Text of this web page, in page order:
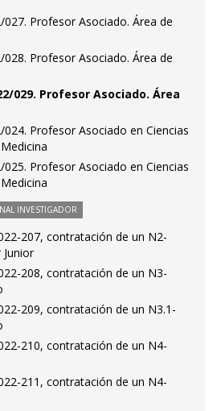
Profesor Asociado. Área de
Profesor Asociado. Área de
029. Profesor Asociado. Área
Profesor Asociado en Ciencias
Profesor Asociado en Ciencias
INVESTIGADOR
207, contratación de un N2-
208, contratación de un N3-
209, contratación de un N3.1-
210, contratación de un N4-
211, contratación de un N4-